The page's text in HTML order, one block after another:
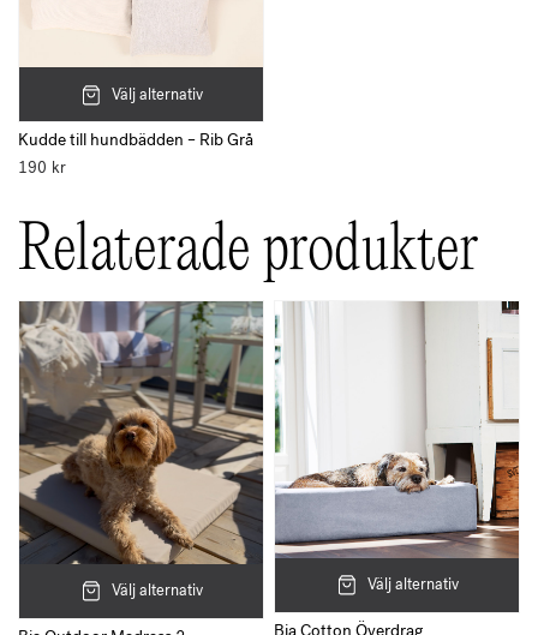
Välj alternativ
Kudde till hundbädden – Rib Grå
190 kr
Relaterade produkter
Välj alternativ Välj alternativ